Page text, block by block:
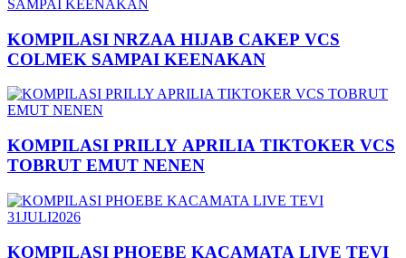
KOMPILASI NRZAA HIJAB CAKEP VCS
COLMEK SAMPAI KEENAKAN
KOMPILASI PRILLY APRILIA TIKTOKER VCS
TOBRUT EMUT NENEN
KOMPILASI PHOEBE KACAMATA LIVE TEVI